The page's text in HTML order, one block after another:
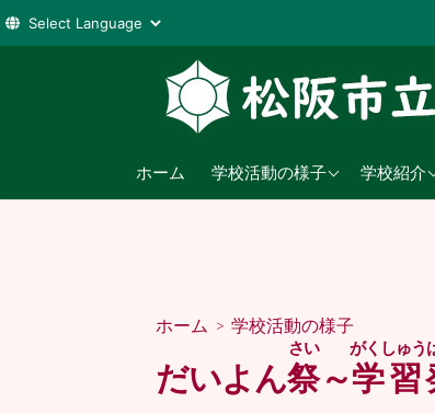
へ
ホーム 学校活動の様子
2026年度
学校紹介
学校教育
ホーム > 学校活動の様子
だいよん祭
さい
～学習
がくしゅう